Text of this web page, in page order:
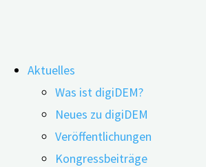
Inhalt
springen
Aktuelles
Was ist digiDEM?
Neues zu digiDEM
Veröffentlichungen
Kongressbeiträge
Schlagwort:
Demenzprävention per